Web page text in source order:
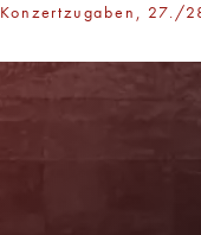
Konzertzugaben, 27./